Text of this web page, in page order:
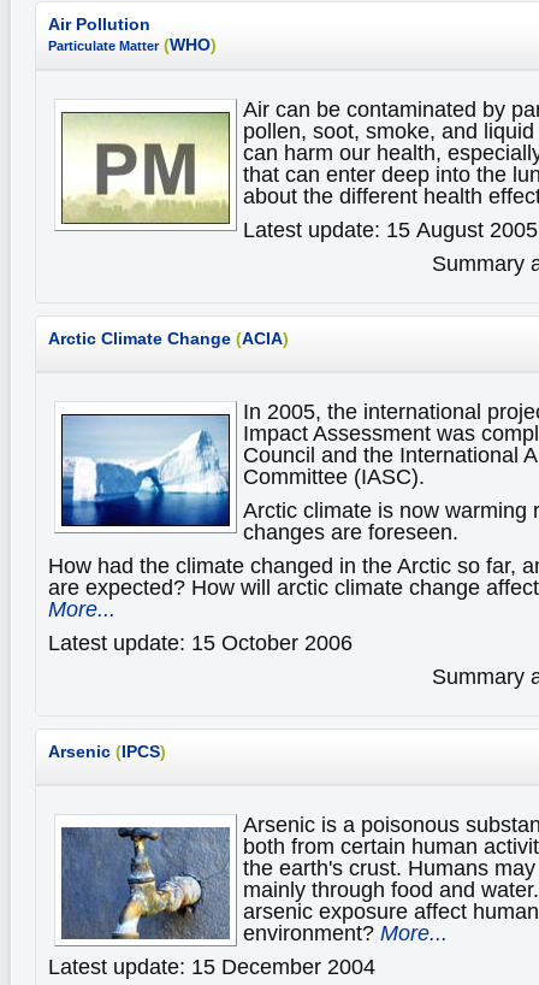
Air Pollution
Particulate Matter(WHO)
Air can be contaminated by
pollen, soot, smoke, and
can harm our health,
that can enter deep into the
about the different health
Latest update: 15 August 2005
Summary
Arctic Climate Change (ACIA)
In 2005, the international
Impact Assessment was
Council and the International
Committee (IASC).
Arctic climate is now warming
changes are foreseen.
How had the climate changed in the Arctic so far,
are expected? How will arctic climate change
More...
Latest update: 15 October 2006
Summary
Arsenic (IPCS)
Arsenic is a poisonous
both from certain human
the earth's crust. Humans
mainly through food and
arsenic exposure affect
environment? More...
Latest update: 15 December 2004